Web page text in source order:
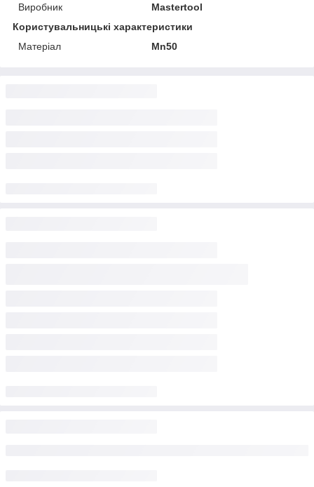
Виробник
Mastertool
Користувальницькі характеристики
Матеріал
Mn50